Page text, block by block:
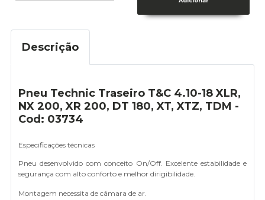
Descrição
Pneu Technic Traseiro T&C 4.10-18 XLR,
NX 200, XR 200, DT 180, XT, XTZ, TDM -
Cod: 03734
Especificações técnicas
Pneu desenvolvido com conceito On/Off. Excelente estabilidade e
segurança com alto conforto e melhor dirigibilidade.
Montagem necessita de câmara de ar.